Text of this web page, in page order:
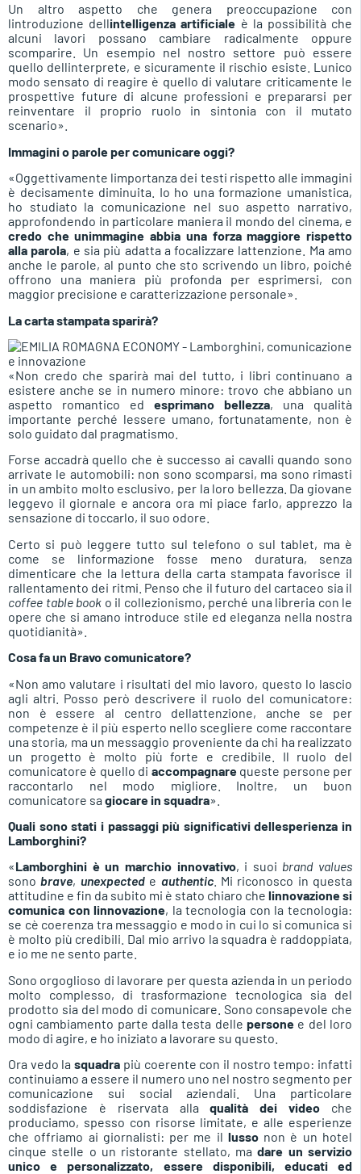
Un altro aspetto che genera preoccupazione con
lintroduzione dellintelligenza artificiale è la possibilità che
alcuni lavori possano cambiare radicalmente oppure
scomparire. Un esempio nel nostro settore può essere
quello dellinterprete, e sicuramente il rischio esiste. Lunico
modo sensato di reagire è quello di valutare criticamente le
prospettive future di alcune professioni e prepararsi per
reinventare il proprio ruolo in sintonia con il mutato
scenario».
Immagini o parole per comunicare oggi?
«Oggettivamente limportanza dei testi rispetto alle immagini
è decisamente diminuita. Io ho una formazione umanistica,
ho studiato la comunicazione nel suo aspetto narrativo,
approfondendo in particolare maniera il mondo del cinema, e
credo che unimmagine abbia una forza maggiore rispetto
alla parola, e sia più adatta a focalizzare lattenzione. Ma amo
anche le parole, al punto che sto scrivendo un libro, poiché
offrono una maniera più profonda per esprimersi, con
maggior precisione e caratterizzazione personale».
La carta stampata sparirà?
«Non credo che sparirà mai del tutto, i libri continuano a
esistere anche se in numero minore: trovo che abbiano un
aspetto romantico ed esprimano bellezza, una qualità
importante perché lessere umano, fortunatamente, non è
solo guidato dal pragmatismo.
Forse accadrà quello che è successo ai cavalli quando sono
arrivate le automobili: non sono scomparsi, ma sono rimasti
in un ambito molto esclusivo, per la loro bellezza. Da giovane
leggevo il giornale e ancora ora mi piace farlo, apprezzo la
sensazione di toccarlo, il suo odore.
Certo si può leggere tutto sul telefono o sul tablet, ma è
come se linformazione fosse meno duratura, senza
dimenticare che la lettura della carta stampata favorisce il
rallentamento dei ritmi. Penso che il futuro del cartaceo sia il
coffee table book o il collezionismo, perché una libreria con le
opere che si amano introduce stile ed eleganza nella nostra
quotidianità».
Cosa fa un Bravo comunicatore?
«Non amo valutare i risultati del mio lavoro, questo lo lascio
agli altri. Posso però descrivere il ruolo del comunicatore:
non è essere al centro dellattenzione, anche se per
competenze è il più esperto nello scegliere come raccontare
una storia, ma un messaggio proveniente da chi ha realizzato
un progetto è molto più forte e credibile. Il ruolo del
comunicatore è quello di accompagnarequeste persone per
raccontarlo nel modo migliore. Inoltre, un buon
comunicatore sa giocare in squadra».
Quali sono stati i passaggi più significativi dellesperienza in
Lamborghini?
«Lamborghini è un marchio innovativo, i suoi brand values
sonobrave, unexpectede authentic. Mi riconosco in questa
attitudine e fin da subito mi è stato chiaro che linnovazione si
comunica con linnovazione, la tecnologia con la tecnologia:
se cè coerenza tra messaggio e modo in cui lo si comunica si
è molto più credibili. Dal mio arrivo la squadra è raddoppiata,
e io me ne sento parte.
Sono orgoglioso di lavorare per questa azienda in un periodo
molto complesso, di trasformazione tecnologica sia del
prodotto sia del modo di comunicare. Sono consapevole che
ogni cambiamento parte dalla testa delle persone e del loro
modo di agire, e ho iniziato a lavorare su questo.
Ora vedo lasquadra più coerente con il nostro tempo: infatti
continuiamo a essere il numero uno nel nostro segmento per
comunicazione sui social aziendali. Una particolare
soddisfazione è riservata allaqualità dei video che
produciamo, spesso con risorse limitate, e alle esperienze
che offriamo ai giornalisti: per me il lussonon è un hotel
cinque stelle o un ristorante stellato, madare un servizio
unico e personalizzato, essere disponibili, educati ed